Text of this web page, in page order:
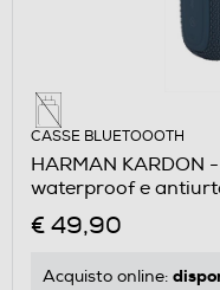
CASSE BLUETOOOTH
HARMAN
waterproof e
€ 49,90
Acquisto online: